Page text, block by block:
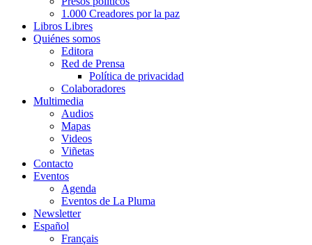
1.000 Creadores por la paz
Libros Libres
Quiénes somos
Editora
Red de Prensa
Política de privacidad
Colaboradores
Multimedia
Audios
Mapas
Videos
Viñetas
Contacto
Eventos
Agenda
Eventos de La Pluma
Newsletter
Español
Français